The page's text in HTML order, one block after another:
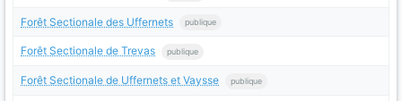
Forêt Sectionale des Uffernets publique
Forêt Sectionale de Trevas publique
Forêt Sectionale de Uffernets et Vaysse publique